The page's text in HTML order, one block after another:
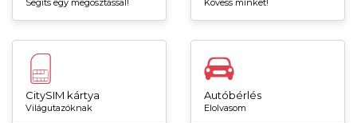
Segíts egy megosztással! Kövess minket!
CitySIM kártya
Világutazóknak
Autóbérlés
Elolvasom